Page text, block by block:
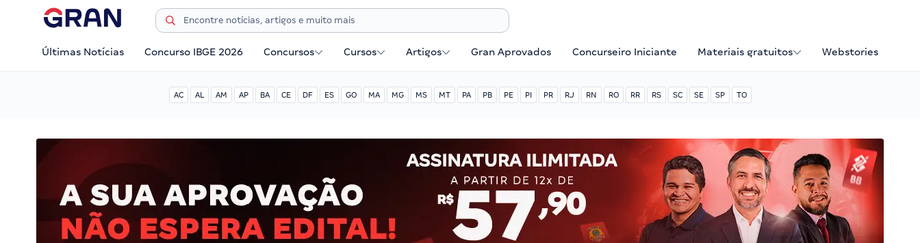
Últimas Notícias Concurso IBGE 2026 Concursos Cursos Artigos Gran Aprovados Concurseiro Iniciante Materiais gratuitos Webstories
AC AL AM AP BA CE DF ES GO MA MG MS MT PA PB PE PI PR RJ RN RO RR RS SC SE SP TO